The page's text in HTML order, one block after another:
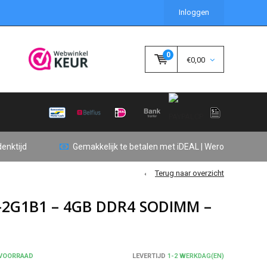
Inloggen
0
€0,00
Gemakkelijk te betalen met iDEAL | Wero
Terug naar overzicht
– 4GB DDR4 SODIMM –
LEVERTIJD 1-2 WERKDAG(EN)